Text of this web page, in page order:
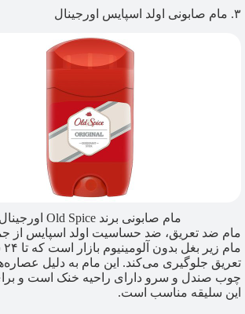
۳. مام صابونی اولد اسپایس اورجینال
مام صابونی برند Old Spice اورجینال
مام ضد تعریق، ضد حساسیت اولد اسپایس از
تعریق جلوگیری می‌کند. این مام به دلیل
چوب صندل و سرو دارای راحیه خنک است و
این سلیقه مناسب است.